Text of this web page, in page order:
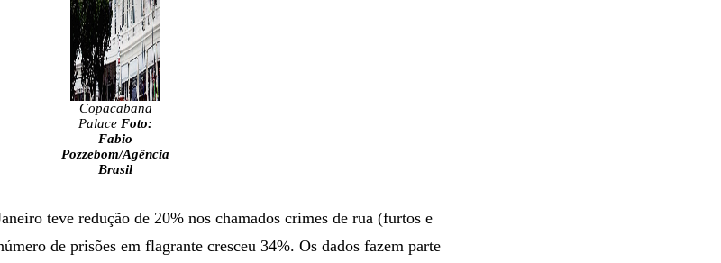
Copacabana
Palace Foto:
Fabio
Pozzebom/Agência
Brasil
teve redução de 20% nos chamados crimes de rua (furtos e
de prisões em flagrante cresceu 34%. Os dados fazem parte